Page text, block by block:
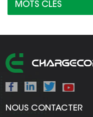
MOTS CLÉS
NOUS CONTACTER